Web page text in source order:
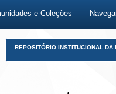
e Coleções
REPOSITÓRIO INSTITUCIONAL DA